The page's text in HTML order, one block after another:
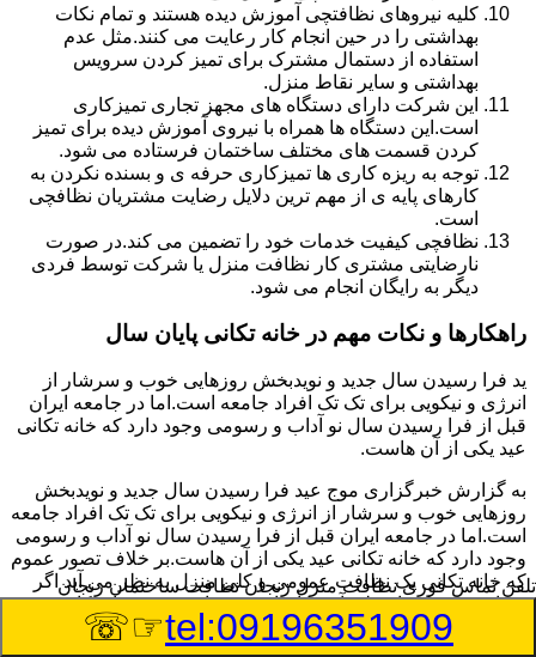
کلیه نیروهای نظافتچی آموزش دیده هستند و تمام نکات
بهداشتی را در حین انجام کار رعایت می کنند.مثل عدم
استفاده از دستمال مشترک برای تمیز کردن سرویس
بهداشتی و سایر نقاط منزل.
این شرکت دارای دستگاه های مجهز تجاری تمیزکاری
است.این دستگاه ها همراه با نیروی آموزش دیده برای تمیز
کردن قسمت های مختلف ساختمان فرستاده می شود.
توجه به ریزه کاری ها تمیزکاری حرفه ی و بسنده نکردن به
کارهای پایه ی از مهم ترین دلایل رضایت مشتریان نظافچی
است.
نظافچی کیفیت خدمات خود را تضمین می کند.در صورت
نارضایتی مشتری کار نظافت منزل یا شرکت توسط فردی
دیگر به رایگان انجام می شود.
راهکارها و نکات مهم در خانه تکانی پایان سال
ید فرا رسیدن سال جدید و نویدبخش روزهایی خوب و سرشار از
انرژی و نیکویی برای تک تک افراد جامعه است.اما در جامعه ایران
قبل از فرا رسیدن سال نو آداب و رسومی وجود دارد که خانه تکانی
عید یکی از آن هاست.
به گزارش خبرگزاری موج عید فرا رسیدن سال جدید و نویدبخش
روزهایی خوب و سرشار از انرژی و نیکویی برای تک تک افراد جامعه
است.اما در جامعه ایران قبل از فرا رسیدن سال نو آداب و رسومی
وجود دارد که خانه تکانی عید یکی از آن هاست.بر خلاف تصور عموم
که خانه تکانی یک نظافت عمومی و کلی منزل به نظر می آید اگر
بخواهیم به طور اصولی آن را انجام دهیم باید به برخی از نکات توجه
بیشتر داشته باشیم.
تلفن تماس فورینظافت منزل زنجان نظافت ساختمان زنجان
tel:09196351909
☞☏